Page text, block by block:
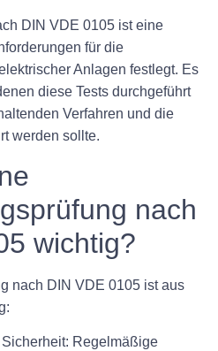
DIN VDE 0105 ist eine
für die
Anlagen festlegt. Es
diese Tests durchgeführt
Verfahren und die
werden sollte.
nach
wichtig?
nach DIN VDE 0105 ist aus
Regelmäßige